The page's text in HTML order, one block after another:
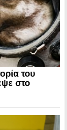
του
στο